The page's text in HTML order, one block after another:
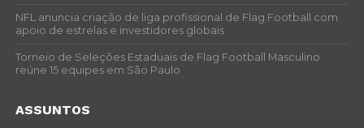
NFL anuncia criação de liga profissional de Flag Football com
apoio de estrelas e investidores globais
Torneio de Seleções Estaduais de Flag Football Masculino
reúne 15 equipes em São Paulo
ASSUNTOS